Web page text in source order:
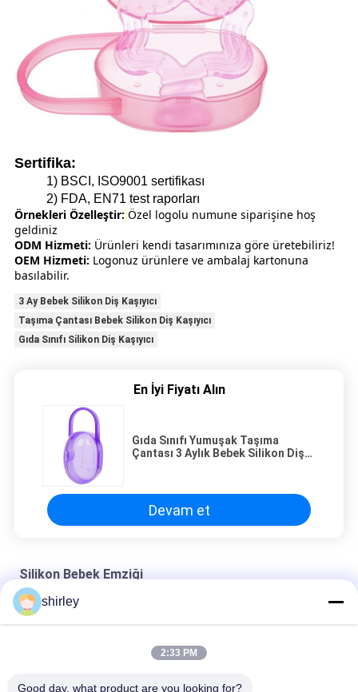
Sertifika:
1) BSCI, ISO9001 sertifikası
2) FDA, EN71 test raporları
Örnekleri Özelleştir: Özel logolu numune siparişine hoş
geldiniz
ODM Hizmeti: Ürünleri kendi tasarımınıza göre üretebiliriz!
OEM Hizmeti: Logonuz ürünlere ve ambalaj kartonuna
basılabilir.
3 Ay Bebek Silikon Diş Kaşıyıcı
Taşıma Çantası Bebek Silikon Diş Kaşıyıcı
Gıda Sınıfı Silikon Diş Kaşıyıcı
En İyi Fiyatı Alın
Gıda Sınıfı Yumuşak Taşıma
Çantası 3 Aylık Bebek Silikon Diş
Devam et
Silikon Bebek Emziği
Yırtılmaz Pembe Mavi ABS Emzik Silikon Bebek Emziği
shirley
2:33 PM
Good day, what product are you looking for?